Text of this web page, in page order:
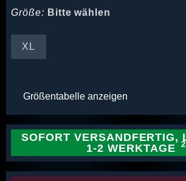
Größe: Bitte wählen
XL
Größentabelle anzeigen
SOFORT VERSANDFERTIG,
1-2 WERKTAGE